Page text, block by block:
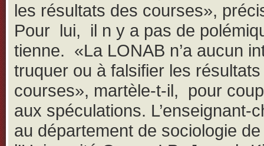
les résultats des courses»,
Pour lui, il n y a pas de
tienne. «La LONAB n’a aucun
truquer ou à falsifier les
courses», martèle-t-il, pour
aux spéculations. L’enseignant-
au département de sociologie de